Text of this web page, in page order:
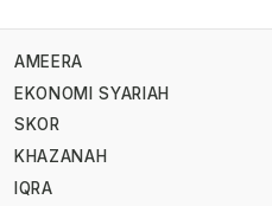
AMEERA
EKONOMI SYARIAH
SKOR
KHAZANAH
IQRA